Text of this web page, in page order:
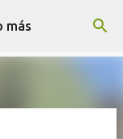
más